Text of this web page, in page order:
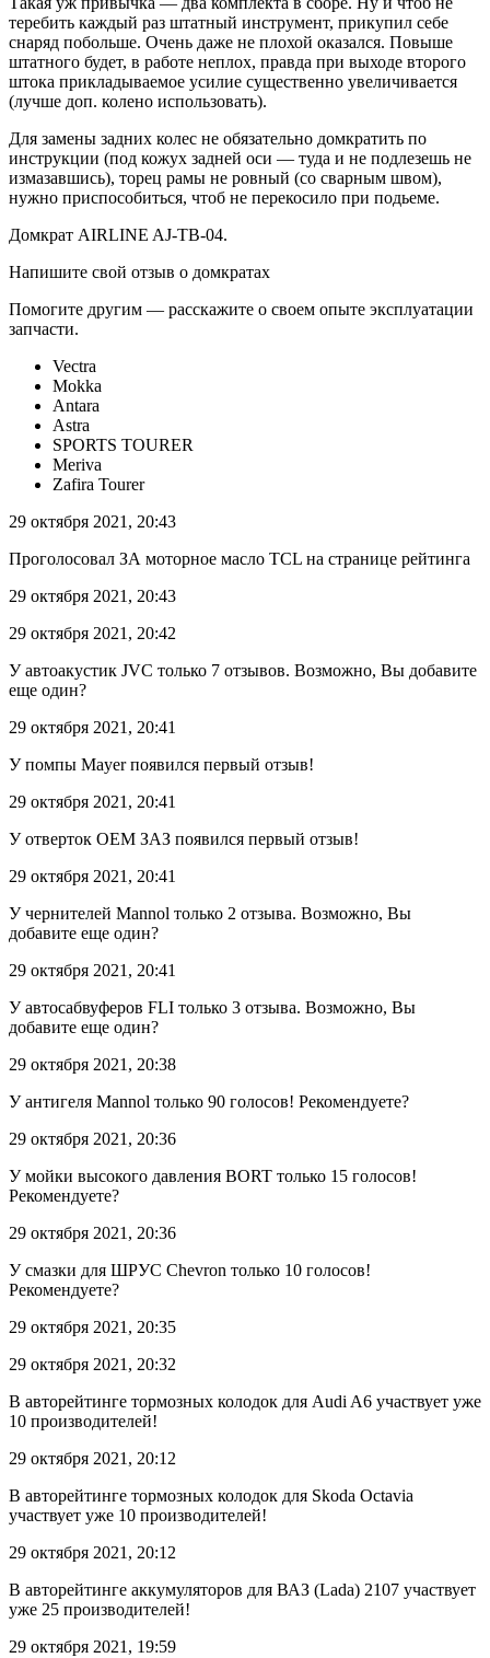
теребить каждый раз штатный инструмент, прикупил себе
снаряд побольше. Очень даже не плохой оказался. Повыше
штатного будет, в работе неплох, правда при выходе второго
штока прикладываемое усилие существенно увеличивается
(лучше доп. колено использовать).
Для замены задних колес не обязательно домкратить по
инструкции (под кожух задней оси — туда и не подлезешь не
измазавшись), торец рамы не ровный (со сварным швом),
нужно приспособиться, чтоб не перекосило при подьеме.
Домкрат AIRLINE AJ-TB-04.
Напишите свой отзыв о домкратах
Помогите другим — расскажите о своем опыте эксплуатации
запчасти.
Vectra
Mokka
Antara
Astra
SPORTS TOURER
Meriva
Zafira Tourer
29 октября 2021, 20:43
Проголосовал ЗА моторное масло TCL на странице рейтинга
29 октября 2021, 20:43
29 октября 2021, 20:42
У автоакустик JVC только 7 отзывов. Возможно, Вы добавите
еще один?
29 октября 2021, 20:41
У помпы Mayer появился первый отзыв!
29 октября 2021, 20:41
У отверток OEM ЗАЗ появился первый отзыв!
29 октября 2021, 20:41
У чернителей Mannol только 2 отзыва. Возможно, Вы
добавите еще один?
29 октября 2021, 20:41
У автосабвуферов FLI только 3 отзыва. Возможно, Вы
добавите еще один?
29 октября 2021, 20:38
У антигеля Mannol только 90 голосов! Рекомендуете?
29 октября 2021, 20:36
У мойки высокого давления BORT только 15 голосов!
Рекомендуете?
29 октября 2021, 20:36
У смазки для ШРУС Chevron только 10 голосов!
Рекомендуете?
29 октября 2021, 20:35
29 октября 2021, 20:32
В авторейтинге тормозных колодок для Audi A6 участвует уже
10 производителей!
29 октября 2021, 20:12
В авторейтинге тормозных колодок для Skoda Octavia
участвует уже 10 производителей!
29 октября 2021, 20:12
В авторейтинге аккумуляторов для ВАЗ (Lada) 2107 участвует
уже 25 производителей!
29 октября 2021, 19:59